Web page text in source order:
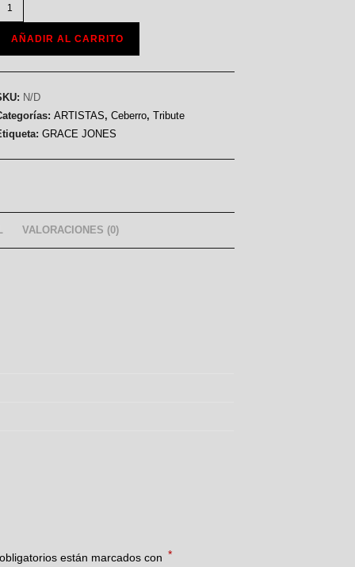
AÑADIR AL CARRITO
N/D
ARTISTAS,Ceberro,Tribute
GRACE JONES
VALORACIONES (0)
están marcados con *